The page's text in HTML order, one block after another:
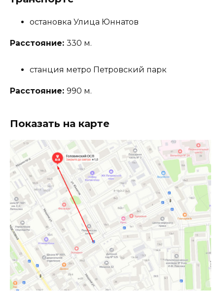
остановка Улица Юннатов
Расстояние: 330 м.
станция метро Петровский парк
Расстояние: 990 м.
Показать на карте